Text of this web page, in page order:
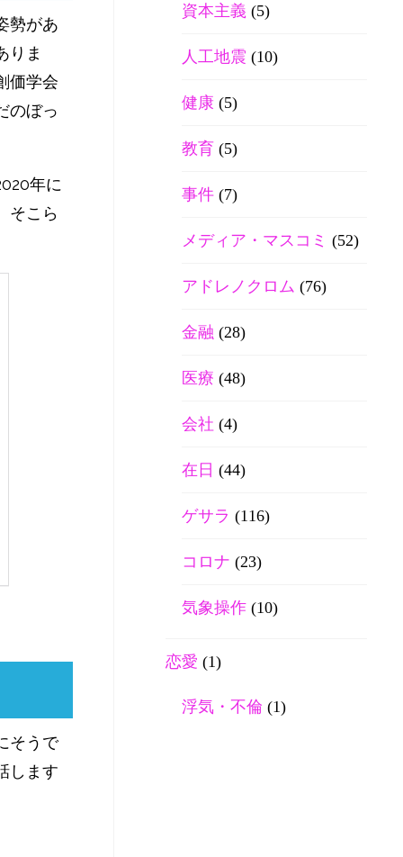
勢があ
りま
価学会
のぼっ
年に
そこら
そうで
します
資本主義 (5)
人工地震 (10)
健康 (5)
教育 (5)
事件 (7)
メディア・マスコミ (52)
アドレノクロム (76)
金融 (28)
医療 (48)
会社 (4)
在日 (44)
ゲサラ (116)
コロナ (23)
気象操作 (10)
恋愛 (1)
浮気・不倫 (1)